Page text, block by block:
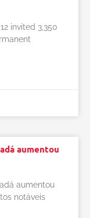
invited 3,350
aumentou
aumentou
notáveis